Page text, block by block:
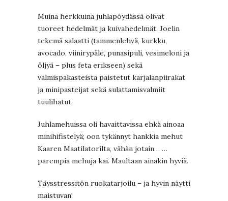
Muina herkkuina juhlapöydässä olivat
tuoreet hedelmät ja kuivahedelmät, Joelin
tekemä salaatti (tammenlehvä, kurkku,
avocado, viinirypäle, punasipuli, vesimeloni ja
öljyä – plus feta erikseen) sekä
valmispakasteista paistetut karjalanpiirakat
ja minipasteijat sekä sulattamisvalmiit
tuulihatut.
Juhlamehuissa oli havaittavissa ehkä ainoaa
minihifistelyä; oon tykännyt hankkia mehut
Kaaren Maatilatorilta, vähän jotain… …
parempia mehuja kai. Maultaan ainakin hyviä.
Täysstressitön ruokatarjoilu – ja hyvin näytti
maistuvan!